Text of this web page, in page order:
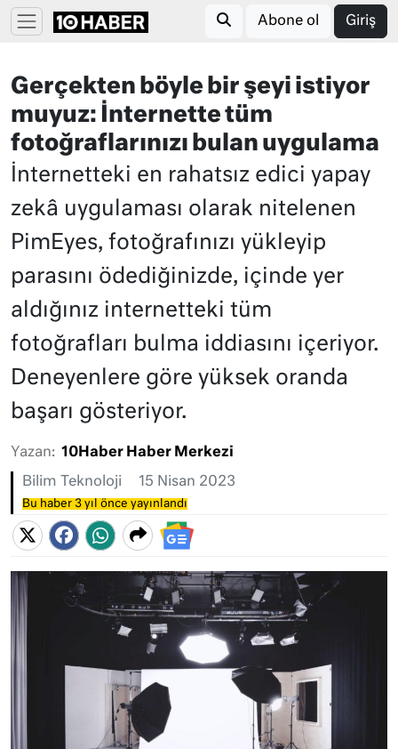
Abone ol Giriş
Gerçekten böyle bir şeyi istiyor
muyuz: İnternette tüm
fotoğraflarınızı bulan uygulama
İnternetteki en rahatsız edici yapay
zekâ uygulaması olarak nitelenen
PimEyes, fotoğrafınızı yükleyip
parasını ödediğinizde, içinde yer
aldığınız internetteki tüm
fotoğrafları bulma iddiasını içeriyor.
Deneyenlere göre yüksek oranda
başarı gösteriyor.
Yazan: 10Haber Haber Merkezi
Bilim Teknoloji 15 Nisan 2023
Bu haber 3 yıl önce yayınlandı